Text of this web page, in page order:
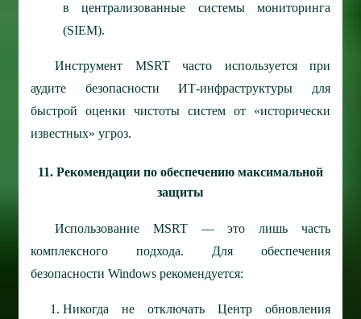
в централизованные системы мониторинга
(SIEM).
Инструмент MSRT часто используется при
аудите безопасности ИТ-инфраструктуры для
быстрой оценки чистоты систем от «исторически
известных» угроз.
11. Рекомендации по обеспечению максимальной
защиты
Использование MSRT — это лишь часть
комплексного подхода. Для обеспечения
безопасности Windows рекомендуется:
Никогда не отключать Центр обновления